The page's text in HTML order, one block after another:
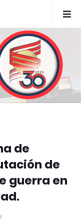
de
de
guerra en